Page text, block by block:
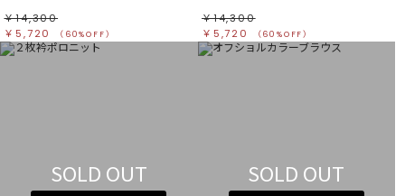
￥14,300
￥5,720
（60%OFF）
￥14,300
￥5,720
（60%OFF）
SOLD OUT SOLD OUT